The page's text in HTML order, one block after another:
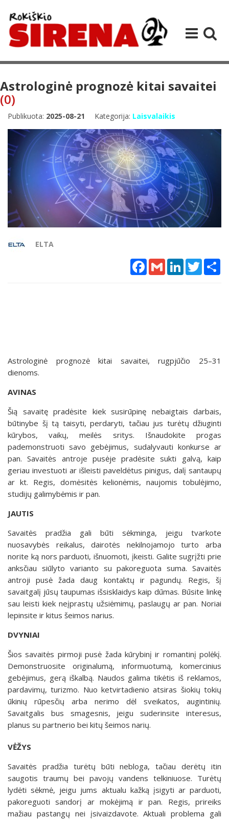
Astrologinė prognozė kitai savaitei
(0)
Publikuota: 2025-08-21 Kategorija: Laisvalaikis
ELTA
Facebook
Gmail LinkedInTwitter
Astrologinė prognozė kitai savaitei, rugpjūčio 25–31
dienoms.
AVINAS
Šią savaitę pradėsite kiek susirūpinę nebaigtais darbais,
būtinybe šį tą taisyti, perdaryti, tačiau jus turėtų džiuginti
kūrybos, vaikų, meilės sritys. Išnaudokite progas
pademonstruoti savo gebėjimus, sudalyvauti konkurse ar
pan. Savaitės antroje pusėje pradėsite sukti galvą, kaip
geriau investuoti ar išleisti paveldėtus pinigus, dalį santaupų
ar kt. Regis, domėsitės kelionėmis, naujomis tobulėjimo,
studijų galimybėmis ir pan.
JAUTIS
Savaitės pradžia gali būti sėkminga, jeigu tvarkote
nuosavybės reikalus, dairotės nekilnojamojo turto arba
norite ką nors parduoti, išnuomoti, įkeisti. Galite sugrįžti prie
anksčiau siūlyto varianto su pakoreguota suma. Savaitės
antroji pusė žada daug kontaktų ir pagundų. Regis, šį
savaitgalį jūsų taupumas išsisklaidys kaip dūmas. Būsite linkę
sau leisti kiek neįprastų užsiėmimų, paslaugų ar pan. Noriai
lepinsite ir kitus šeimos narius.
DVYNIAI
Šios savaitės pirmoji pusė žada kūrybinį ir romantinį polėkį.
Demonstruosite originalumą, informuotumą, komercinius
gebėjimus, gerą iškalbą. Naudos galima tikėtis iš reklamos,
pardavimų, turizmo. Nuo ketvirtadienio atsiras šiokių tokių
ūkinių rūpesčių arba nerimo dėl sveikatos, augintinių.
Savaitgalis bus smagesnis, jeigu suderinsite interesus,
planus su partnerio bei kitų šeimos narių.
VĖŽYS
Savaitės pradžia turėtų būti nebloga, tačiau derėtų itin
saugotis traumų bei pavojų vandens telkiniuose. Turėtų
lydėti sėkmė, jeigu jums aktualu kažką įsigyti ar parduoti,
pakoreguoti sandorį ar mokėjimą ir pan. Regis, prireiks
mažiau pastangų nei įsivaizdavote. Aktuali problema gali